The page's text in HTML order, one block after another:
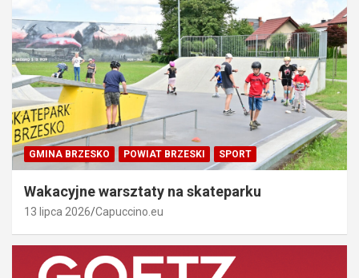
GMINA BRZESKO POWIAT BRZESKI SPORT
Wakacyjne warsztaty na skateparku
13 lipca 2026 Capuccino.eu